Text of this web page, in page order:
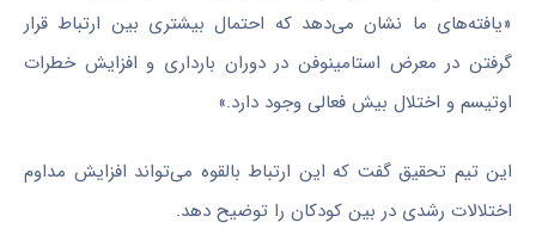
«یافته‌های ما نشان می‌دهد که احتمال بیشتری بین ارتباط قرار
گرفتن در معرض استامینوفن در دوران بارداری و افزایش خطرات
اوتیسم و اختلال بیش فعالی وجود دارد.»
این تیم تحقیق گفت که این ارتباط بالقوه می‌تواند افزایش مداوم
اختلالات رشدی در بین کودکان را توضیح دهد.